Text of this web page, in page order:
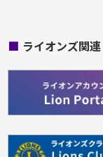
■ ライオンズ関連